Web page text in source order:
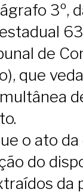
3º,
de
que
o ato
do
da